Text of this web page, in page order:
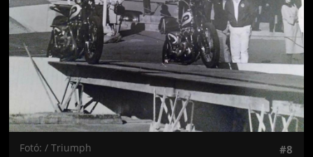
Fotó: / Triumph #8